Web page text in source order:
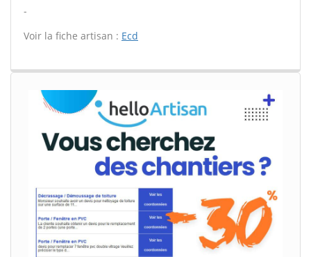
-
Voir la fiche artisan : Ecd